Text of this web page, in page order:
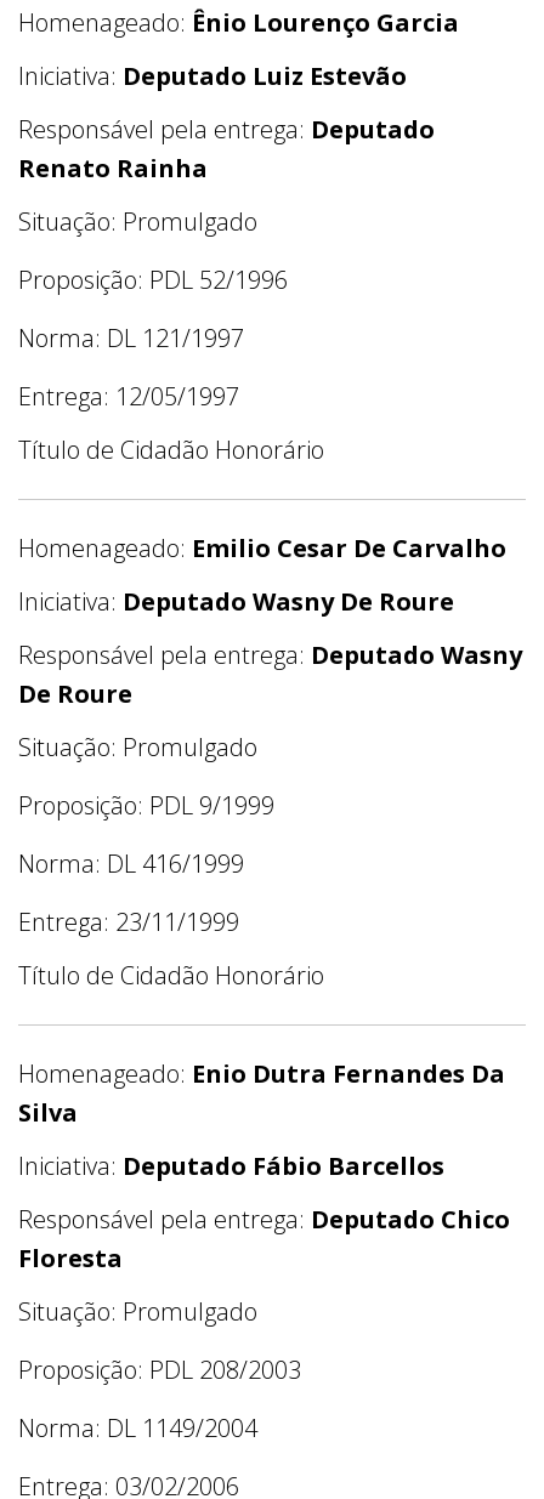
Homenageado: Ênio Lourenço Garcia
Iniciativa: Deputado Luiz Estevão
Responsável pela entrega: Deputado
Renato Rainha
Situação: Promulgado
Proposição: PDL 52/1996
Norma: DL 121/1997
Entrega: 12/05/1997
Título de Cidadão Honorário
Homenageado: Emilio Cesar De Carvalho
Iniciativa: Deputado Wasny De Roure
Responsável pela entrega: Deputado Wasny
De Roure
Situação: Promulgado
Proposição: PDL 9/1999
Norma: DL 416/1999
Entrega: 23/11/1999
Título de Cidadão Honorário
Homenageado: Enio Dutra Fernandes Da
Silva
Iniciativa: Deputado Fábio Barcellos
Responsável pela entrega: Deputado Chico
Floresta
Situação: Promulgado
Proposição: PDL 208/2003
Norma: DL 1149/2004
Entrega: 03/02/2006